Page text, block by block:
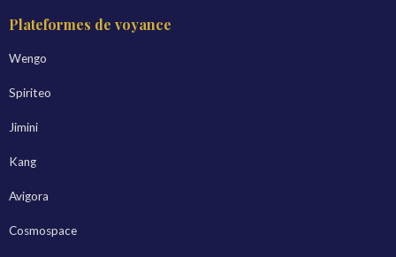
Plateformes de voyance
Wengo
Spiriteo
Jimini
Kang
Avigora
Cosmospace